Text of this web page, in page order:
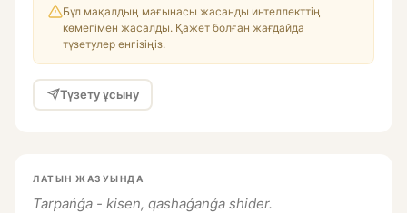
Бұл мақалдың мағынасы жасанды интеллекттің
көмегімен жасалды. Қажет болған жағдайда
түзетулер енгізіңіз.
Түзету ұсыну
ЛАТЫН ЖАЗУЫНДА
Tarpańǵa - kisen, qashaǵanǵa shider.